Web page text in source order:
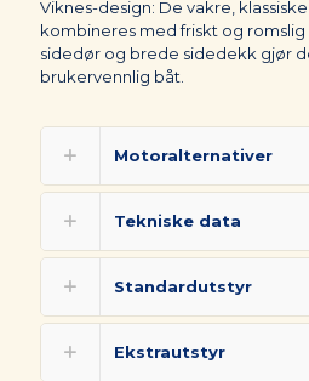
Viknes-design: De vakre,
kombineres med friskt og romslig
sidedør og brede sidedekk gjør
brukervennlig båt.
Motoralternativer
Tekniske data
Standardutstyr
Ekstrautstyr